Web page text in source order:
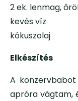
2 ek. lenmag,
kevés víz
kókuszolaj
Elkészítés
A
apróra vágtam,